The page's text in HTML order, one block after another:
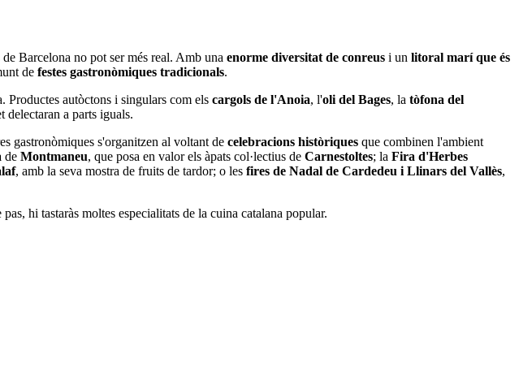
Barcelona no pot ser més real. Amb una enorme diversitat de conreus i un litoral marí que és
de festes gastronòmiques tradicionals.
Productes autòctons i singulars com els cargols de l'Anoia, l'oli del Bages, la tòfona del
delectaran a parts iguals.
gastronòmiques s'organitzen al voltant de celebracions històriques que combinen l'ambient
de Montmaneu, que posa en valor els àpats col·lectius de Carnestoltes; la Fira d'Herbes
, amb la seva mostra de fruits de tardor; o les fires de Nadal de Cardedeu i Llinars del Vallès,
hi tastaràs moltes especialitats de la cuina catalana popular.